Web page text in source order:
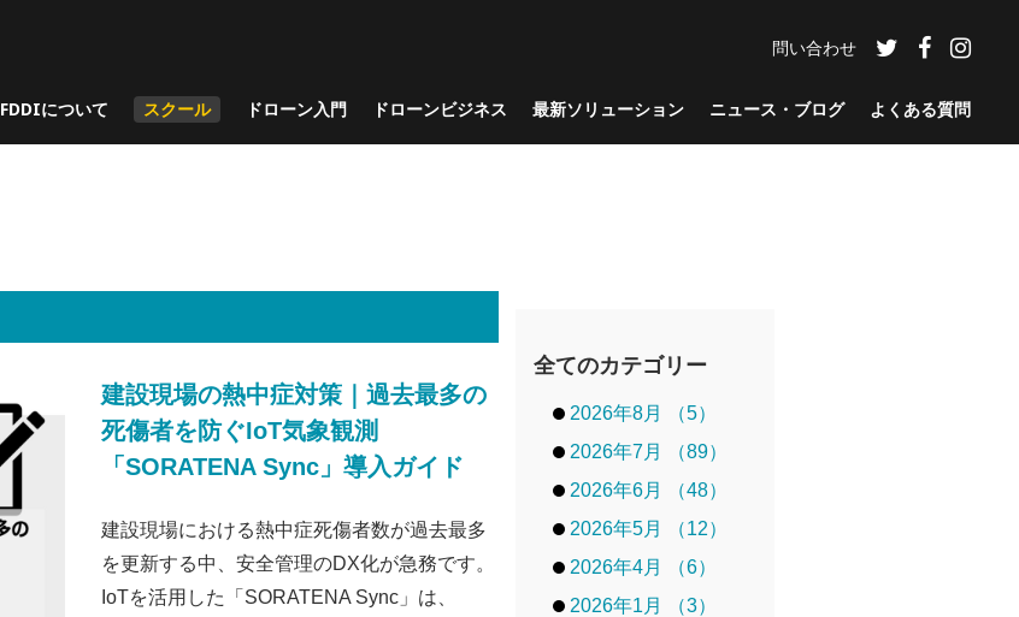
FDDIについて スクール ドローン入門 ドローンビジネス 最新ソリューション ニュース・ブログ よくある質問
問い合わせ
建設現場の熱中症対策｜過去最多の
死傷者を防ぐIoT気象観測
「SORATENA Sync」導入ガイド
建設現場における熱中症死傷者数が過去最多
を更新する中、安全管理のDX化が急務です。
IoTを活用した「SORATENA Sync」は、
全てのカテゴリー
2026年8月 （5）
2026年7月 （89）
2026年6月 （48）
2026年5月 （12）
2026年4月 （6）
2026年1月 （3）